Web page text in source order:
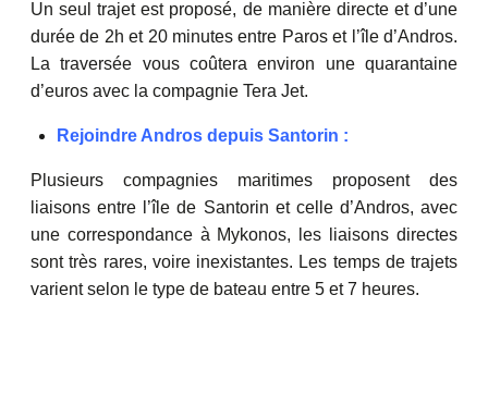
Un seul trajet est proposé, de manière directe et d’une
durée de 2h et 20 minutes entre Paros et l’île d’Andros.
La traversée vous coûtera environ une quarantaine
d’euros avec la compagnie Tera Jet.
Rejoindre Andros depuis Santorin :
Plusieurs compagnies maritimes proposent des
liaisons entre l’île de Santorin et celle d’Andros, avec
une correspondance à Mykonos, les liaisons directes
sont très rares, voire inexistantes. Les temps de trajets
varient selon le type de bateau entre 5 et 7 heures.